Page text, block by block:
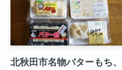
北秋田市名物バターもち、